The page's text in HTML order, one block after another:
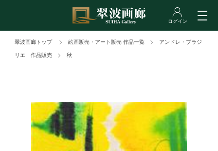
翠波画廊トップ 絵画販売・アート販売 作品一覧 アンドレ・ブラジ
リエ 作品販売 秋